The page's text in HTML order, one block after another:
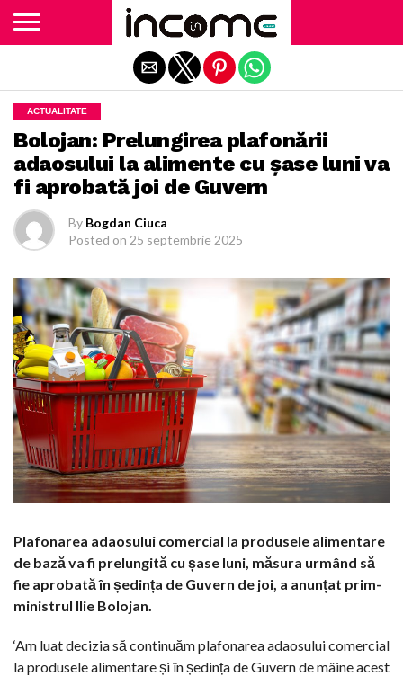
ACTUALITATE
Bolojan: Prelungirea plafonării
adaosului la alimente cu șase luni va
fi aprobată joi de Guvern
By Bogdan Ciuca
Posted on 25 septembrie 2025
Plafonarea adaosului comercial la produsele alimentare
de bază va fi prelungită cu șase luni, măsura urmând să
fie aprobată în ședința de Guvern de joi, a anunțat prim-
ministrul Ilie Bolojan.
‘Am luat decizia să continuăm plafonarea adaosului comercial
la produsele alimentare și în ședința de Guvern de mâine acest
Exit mobile version